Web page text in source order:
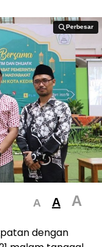
Perbesar
Perbesar
A A A
dengan